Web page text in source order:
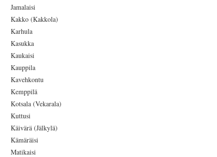
Jamalaisi
Kakko (Kakkola)
Karhula
Kasukka
Kaukaisi
Kauppila
Kavehkontu
Kemppilä
Kotsala (Vekarala)
Kuttusi
Käivärä (Jälkylä)
Kämäräisi
Matikaisi